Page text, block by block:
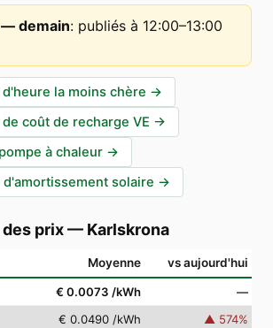
demain: publiés à 12:00–13:00
la moins chère →
coût de recharge VE →
à chaleur →
solaire →
prix— Karlskrona
Moyenne vs aujourd'hui
€ 0.0073 /kWh
—
€ 0.0490 /kWh ▲ 574%